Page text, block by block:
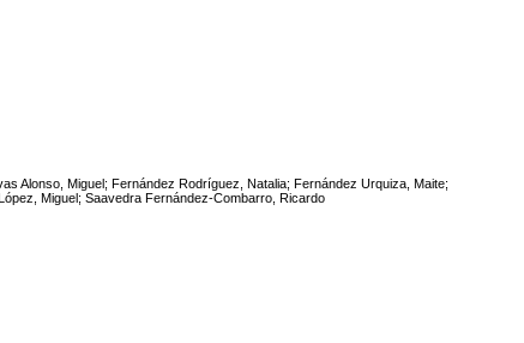
Alonso, Miguel; Fernández Rodríguez, Natalia; Fernández Urquiza, Maite;
Miguel; Saavedra Fernández-Combarro, Ricardo